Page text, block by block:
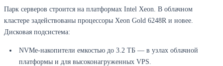
Парк серверов строится на платформах Intel Xeon. В облачном
кластере задействованы процессоры Xeon Gold 6248R и новее.
Дисковая подсистема:
NVMe-накопители емкостью до 3.2 ТБ — в узлах облачной
платформы и для высоконагруженных VPS.